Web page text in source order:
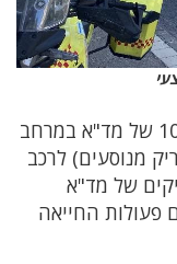
בשעה 09:14 התקבל דיווח במוקד 101 של מד"א במרחב
מנוסעים) לרכב
של מד"א
פעולות החייאה